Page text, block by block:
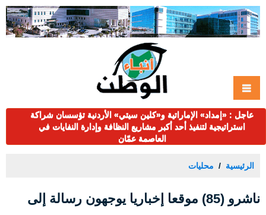
عاجل : «إمداد» الإماراتية و«كلين سيتي» الأردنية تؤسسان شراكة
استراتيجية لتنفيذ أحد أكبر مشاريع النظافة وإدارة النفايات في
العاصمة عمّان
الرئيسية محليات
ناشرو (85) موقعا إخباريا يوجهون رسالة إلى